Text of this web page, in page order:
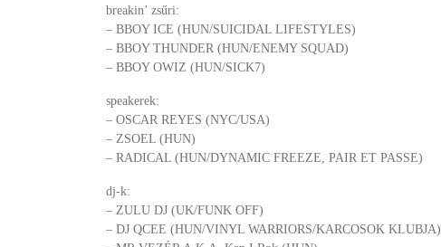
breakin’ zsűri:
– BBOY ICE (HUN/SUICIDAL LIFESTYLES)
– BBOY THUNDER (HUN/ENEMY SQUAD)
– BBOY OWIZ (HUN/SICK7)
speakerek:
– OSCAR REYES (NYC/USA)
– ZSOEL (HUN)
– RADICAL (HUN/DYNAMIC FREEZE, PAIR ET PASSE)
dj-k:
– ZULU DJ (UK/FUNK OFF)
– DJ QCEE (HUN/VINYL WARRIORS/KARCOSOK KLUBJA)